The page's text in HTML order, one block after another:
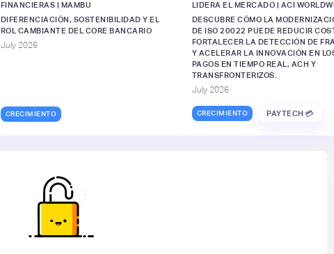
FINANCIERAS | MAMBU
DIFERENCIACIÓN, SOSTENIBILIDAD Y EL
ROL CAMBIANTE DEL CORE BANCARIO
July 2026
CRECIMIENTO
LIDERA EL MERCADO | ACI
DESCUBRE CÓMO LA
DE ISO 20022 PUEDE REDUCIR
FORTALECER LA DETECCIÓN DE
Y ACELERAR LA INNOVACIÓN EN
PAGOS EN TIEMPO REAL, ACH Y
TRANSFRONTERIZOS.
July 2026
CRECIMIENTO PAYTECH 💳